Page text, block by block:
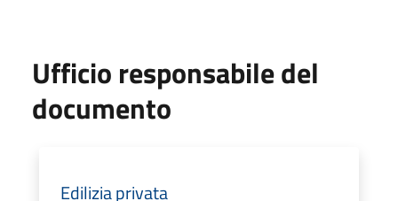
Ufficio responsabile del
documento
Edilizia privata